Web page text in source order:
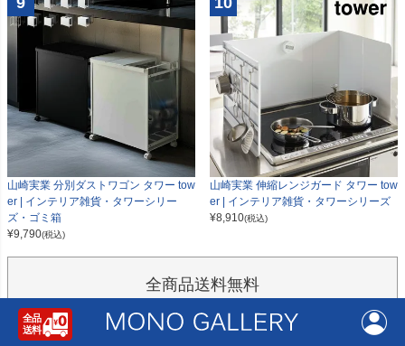
山崎実業 分別ダストワゴン タワー tow
er | インテリア雑貨・タワーシリー
ズ・ゴミ箱
¥9,790(税込)
山崎実業 伸縮レンジガード タワー tow
er | インテリア雑貨・タワーシリーズ
¥8,910(税込)
全商品送料無料
当店は全商品送料無料
(北海道・沖縄・離島を除く)です。ご注